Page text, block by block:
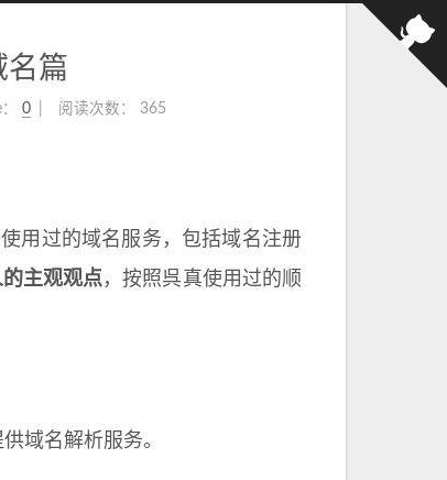
篇
0 阅读次数：
365
用过的域名服务，包括域名注册
主观观点，按照呉真使用过的顺
域名解析服务。